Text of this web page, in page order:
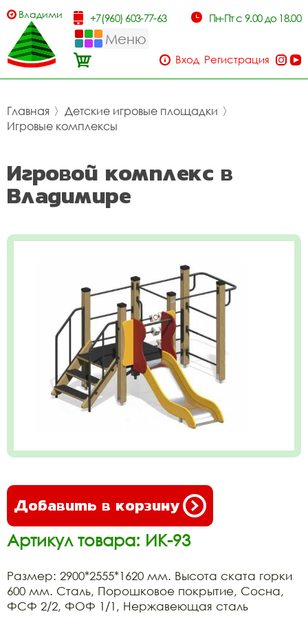
Владимир +7(960) 603-77-63 Пн-Пт с 9.00 до 18.00
Меню
Вход Регистрация
Главная 〉 Детские игровые площадки 〉
Игровые комплексы
Игровой комплекс в
Владимире
Добавить в корзину
Артикул товара: ИК-93
Размер: 2900*2555*1620 мм. Высота ската горки
600 мм. Сталь, Порошковое покрытие, Сосна,
ФСФ 2/2, ФОФ 1/1, Нержавеющая сталь